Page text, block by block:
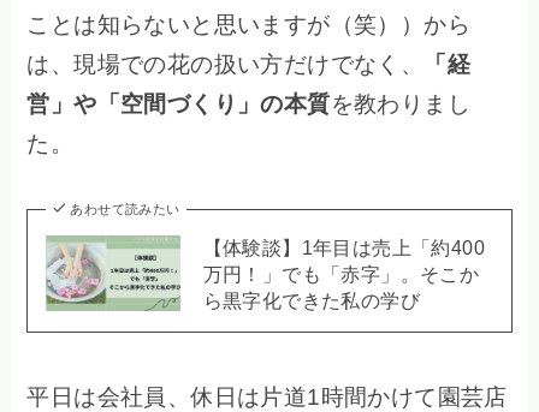
ことは知らないと思いますが（笑））から
は、現場での花の扱い方だけでなく、
「経
営」や「空間づくり」の本質を教わりまし
た。
あわせて読みたい
【体験談】1年目は売上「約400
万円！」でも「赤字」。そこか
ら黒字化できた私の学び
平日は会社員、休日は片道1時間かけて園芸店